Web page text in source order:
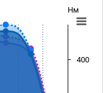
Нм
400